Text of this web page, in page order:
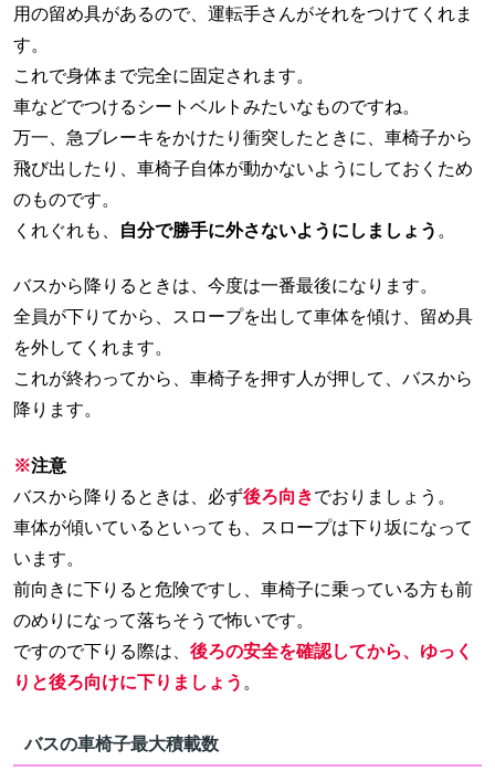
用の留め具があるので、運転手さんがそれをつけてくれま
す。
これで身体まで完全に固定されます。
車などでつけるシートベルトみたいなものですね。
万一、急ブレーキをかけたり衝突したときに、車椅子から
飛び出したり、車椅子自体が動かないようにしておくため
のものです。
くれぐれも、
自分で勝手に外さないようにしましょう 。
バスから降りるときは、今度は一番最後になります。
全員が下りてから、スロープを出して車体を傾け、留め具
を外してくれます。
これが終わってから、車椅子を押す人が押して、バスから
降ります。
※注意
バスから降りるときは、必ず後ろ向きでおりましょう。
車体が傾いているといっても、スロープは下り坂になって
います。
前向きに下りると危険ですし、車椅子に乗っている方も前
のめりになって落ちそうで怖いです。
ですので下りる際は、 後ろの安全を確認してから、ゆっく
りと後ろ向けに下りましょう 。
バスの車椅子最大積載数